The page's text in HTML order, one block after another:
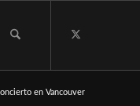
en Vancouver